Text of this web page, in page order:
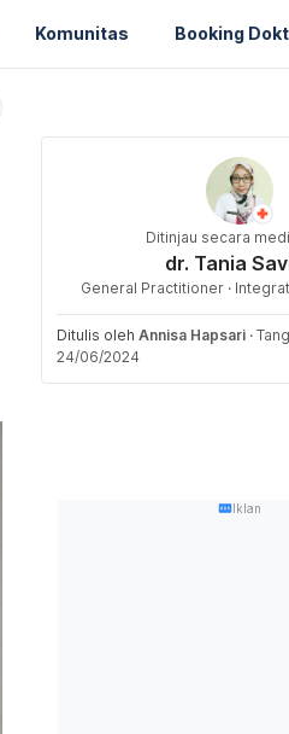
Komunitas Booking
Ditinjau secara
dr. Tania
General Practitioner ·
Ditulis oleh Annisa Hapsari ·
24/06/2024
Iklan